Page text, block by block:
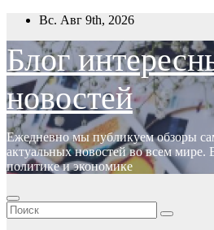
Перейти
содержимому
Вс. Авг 9th, 2026
Блог
новостей
Ежедневно мы публикуем обзоры
актуальных новостей во всем мире.
политике и экономике